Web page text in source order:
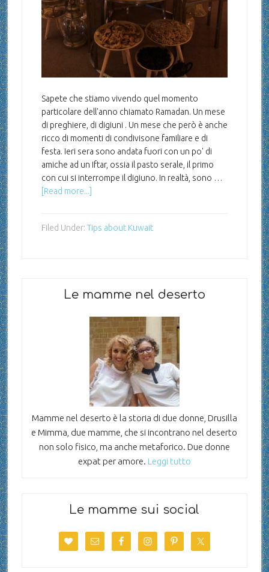
Sapete che stiamo vivendo quel momento
particolare dell'anno chiamato Ramadan. Un mese
di preghiere, di digiuni . Un mese che però è anche
ricco di momenti di condivisone familiare e di
festa. Ieri sera sono andata fuori con un po' di
amiche ad un Iftar, ossia il pasto serale, il primo
con cui si interrompe il digiuno. In realtà, sono …
[Read more...]
Filed Under: Tips about Kuwait
Le mamme nel deserto
Mamme nel deserto è la storia di due donne, Drusilla
e Mimma, due mamme, che si incontrano nel deserto
non solo fisico, ma anche metaforico. Due donne
expat per amore. Leggi tutto
Le mamme sui social